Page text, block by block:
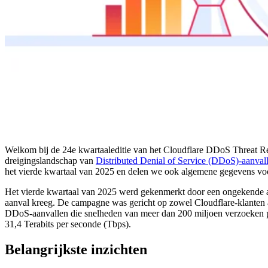
Welkom bij de 24e kwartaaleditie van het Cloudflare DDoS Threat
dreigingslandschap van Distributed Denial of Service (DDoS)-
het vierde kwartaal van 2025 en delen we ook algemene gegevens
Het vierde kwartaal van 2025 werd gekenmerkt door een ongekende
aanval kreeg. De campagne was gericht op zowel Cloudflare-
DDoS-aanvallen die snelheden van meer dan 200 miljoen
31,4 Terabits per seconde (Tbps).
Belangrijkste inzichten